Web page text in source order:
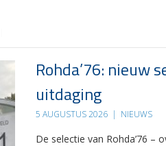
Rohda’76: nieuw
uitdaging
5 AUGUSTUS 2026 | NIEUWS
De selectie van Rohda’76 –